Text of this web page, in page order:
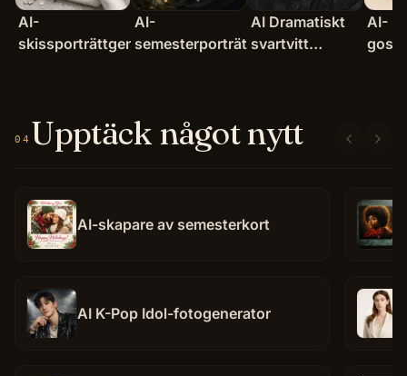
AI-
skissporträttgenerator
AI-
semesterporträttgenerator
AI Dramatiskt
svartvitt
AI-
04 Upptäck något nytt
AI-skapare av semesterkort
AI K-Pop Idol-fotogenerator